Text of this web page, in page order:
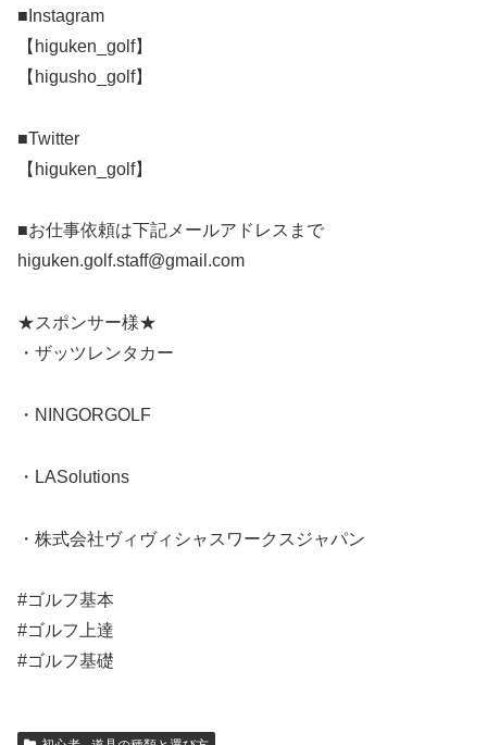
■Instagram
【higuken_golf】
【higusho_golf】
■Twitter
【higuken_golf】
■お仕事依頼は下記メールアドレスまで
higuken.golf.staff@gmail.com
★スポンサー様★
・ザッツレンタカー
・NINGORGOLF
・LASolutions
・株式会社ヴィヴィシャスワークスジャパン
#ゴルフ基本
#ゴルフ上達
#ゴルフ基礎